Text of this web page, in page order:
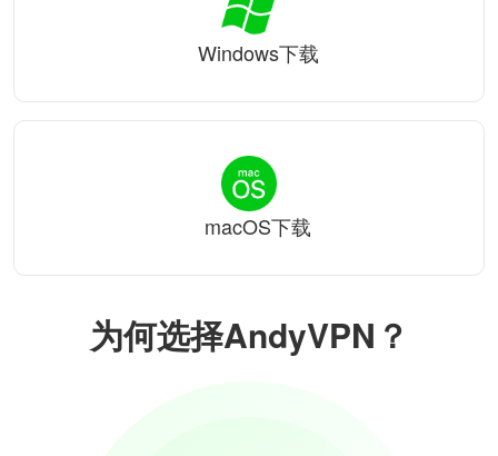
为何选择AndyVPN？
Windows下载
macOS下载